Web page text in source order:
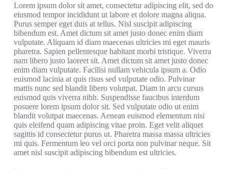
Lorem ipsum dolor sit amet, consectetur adipiscing elit, sed do
eiusmod tempor incididunt ut labore et dolore magna aliqua.
Purus semper eget duis at tellus. Nisl suscipit adipiscing
bibendum est. Amet dictum sit amet justo donec enim diam
vulputate. Aliquam id diam maecenas ultricies mi eget mauris
pharetra. Sapien pellentesque habitant morbi tristique. Viverra
nam libero justo laoreet sit. Amet dictum sit amet justo donec
enim diam vulputate. Facilisi nullam vehicula ipsum a. Odio
euismod lacinia at quis risus sed vulputate odio. Pulvinar
mattis nunc sed blandit libero volutpat. Diam in arcu cursus
euismod quis viverra nibh. Suspendisse faucibus interdum
posuere lorem ipsum dolor sit. Sed vulputate odio ut enim
blandit volutpat maecenas. Aenean euismod elementum nisi
quis eleifend quam adipiscing vitae proin. Eget velit aliquet
sagittis id consectetur purus ut. Pharetra massa massa ultricies
mi quis. Fermentum leo vel orci porta non pulvinar neque. Sit
amet nisl suscipit adipiscing bibendum est ultricies.